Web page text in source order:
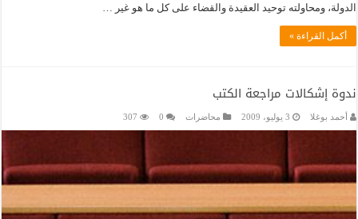
الدولة، ومحاولته توحيد العقيدة والقضاء على كل ما هو غير …
أكمل القراءة »
ندوة إشكالات مراجعة الكتب
أحمد بوغلا 3 يوليو، 2009 محاضرات 0
307